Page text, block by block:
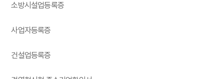
소방시설업등록증
사업자등록증
건설업등록증